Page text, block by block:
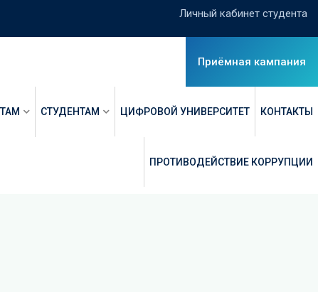
Личный кабинет студента
Приёмная кампания
СТУДЕНТАМ ЦИФРОВОЙ УНИВЕРСИТЕТ КОНТАКТЫ
ПРОТИВОДЕЙСТВИЕ КОРРУПЦИИ